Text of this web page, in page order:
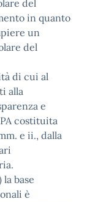
del
in quanto
un
del
di cui al
alla
e
costituita
e ii., dalla
base
è